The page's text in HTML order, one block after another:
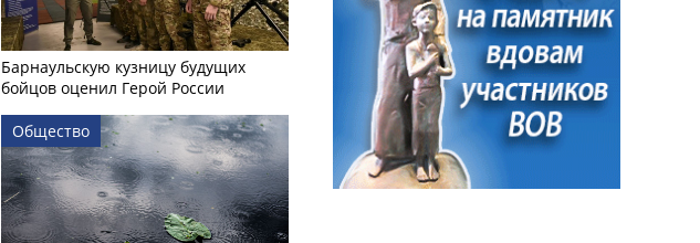
Барнаульскую кузницу будущих
бойцов оценил Герой России
Общество